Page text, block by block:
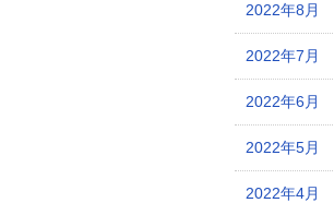
2022年8月
2022年7月
2022年6月
2022年5月
2022年4月